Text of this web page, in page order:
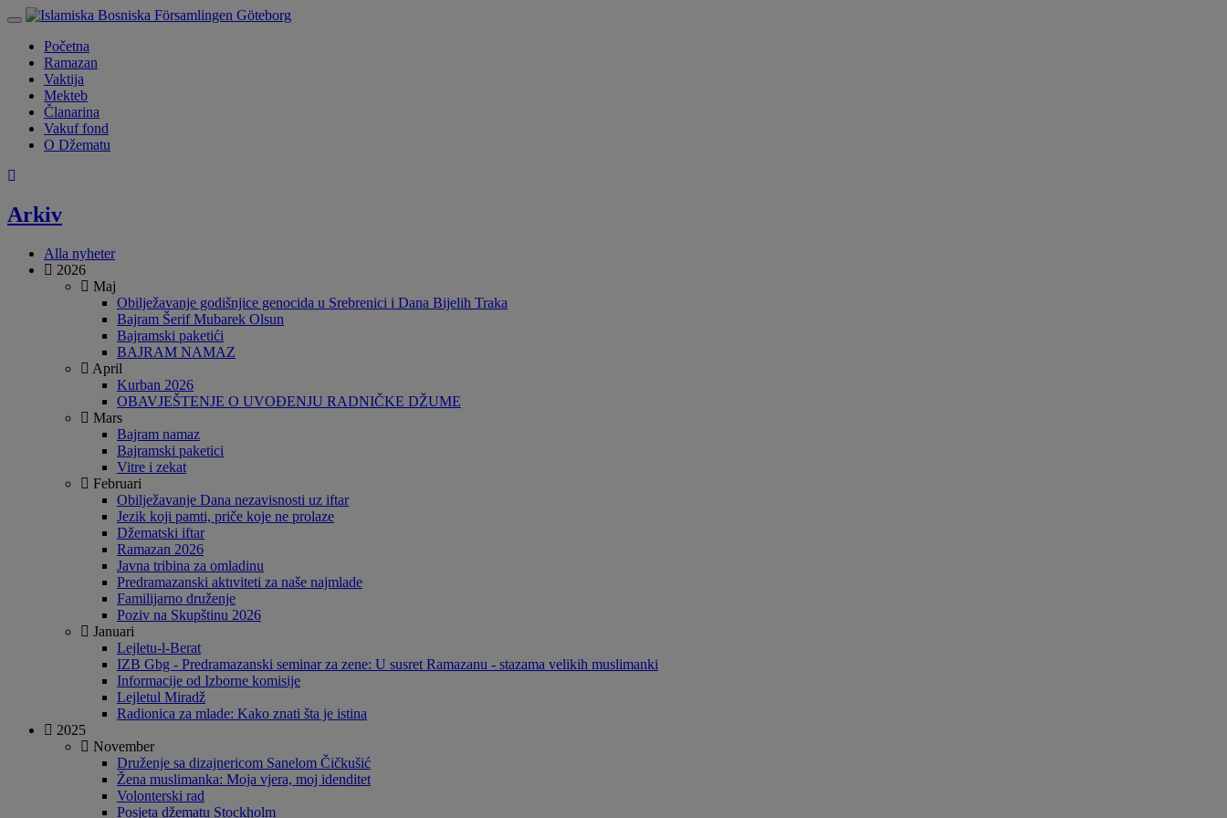
Toggle
navigationPočetna
Ramazan
Vaktija
Mekteb
Članarina
Vakuf fond
O Džematu
Arkiv
Alla nyheter
2026
Maj
Obilježavanje godišnjice genocida u Srebrenici i Dana Bijelih Traka
Bajram Šerif Mubarek Olsun
Bajramski paketići
BAJRAM NAMAZ
April
Kurban 2026
OBAVJEŠTENJE O UVOĐENJU RADNIČKE DŽUME
Mars
Bajram namaz
Bajramski paketici
Vitre i zekat
Februari
Obilježavanje Dana nezavisnosti uz iftar
Jezik koji pamti, priče koje ne prolaze
Džematski iftar
Ramazan 2026
Javna tribina za omladinu
Predramazanski aktıviteti za naše najmlade
Familijarno druženje
Poziv na Skupštinu 2026
Januari
Lejletu-l-Berat
IZB Gbg - Predramazanski seminar za zene: U susret Ramazanu - stazama velikih muslimanki
Informacije od Izborne komisije
Lejletul Miradž
Radionica za mlade: Kako znati šta je istina
2025
November
Druženje sa dizajnericom Sanelom Čičkušić
Žena muslimanka: Moja vjera, moj idenditet
Volonterski rad
Posjeta džematu Stockholm